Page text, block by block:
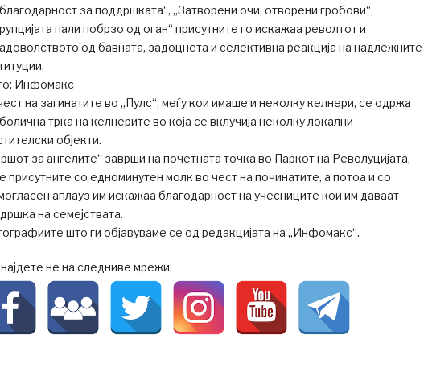
за поддршката“, „Затворени очи, отворени гробови“,
пали побрзо од оган“ присутните го искажаа револтот и
од бавната, задоцнета и селективна реакција на надлежните
Инфомакс
на загинатите во „Пулс“, меѓу кои имаше и неколку келнери, се одржа
трка на келнерите во која се вклучија неколку локални
објекти.
за ангелите“ заврши на почетната точка во Паркот на Револуцијата,
присутните со едноминутен молк во чест на починатите, а потоа и со
аплауз им искажаа благодарност на учесниците кои им даваат
на семејствата.
што ги објавуваме се од редакцијата на „Инфомакс“.
не на следниве мрежи: